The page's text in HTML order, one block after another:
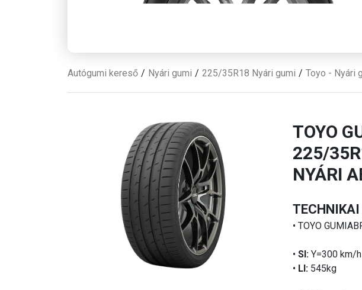
Autógumi kereső Nyári gumi 225/35R18 Nyári gumi Toyo - Nyári
TOYO
225/
NYÁRI
• TOYO
• SI: Y=300 km/h
• LI: 545kg